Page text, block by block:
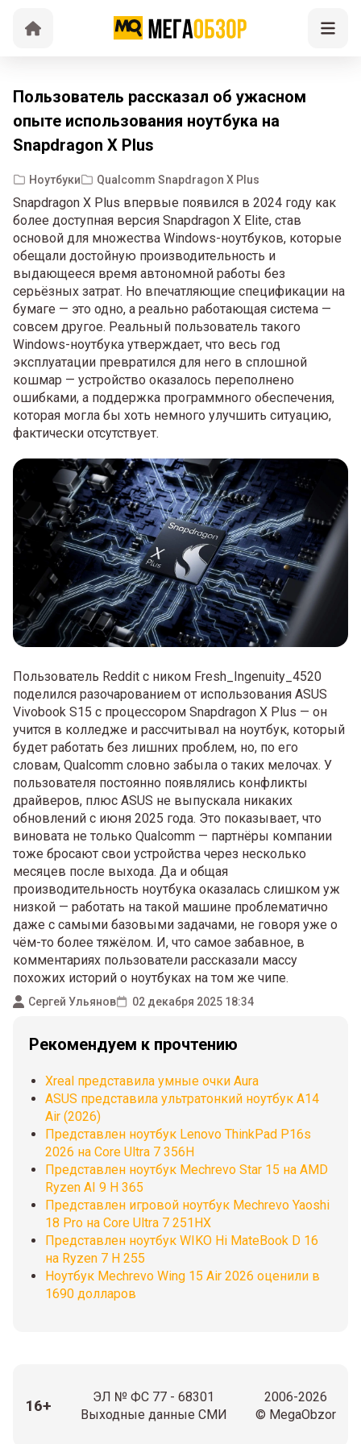
Пользователь рассказал об ужасном
опыте использования ноутбука на
Snapdragon X Plus
Ноутбуки Qualcomm Snapdragon X Plus
Snapdragon X Plus впервые появился в 2024 году как
более доступная версия Snapdragon X Elite, став
основой для множества Windows-ноутбуков, которые
обещали достойную производительность и
выдающееся время автономной работы без
серьёзных затрат. Но впечатляющие спецификации на
бумаге — это одно, а реально работающая система —
совсем другое. Реальный пользователь такого
Windows-ноутбука утверждает, что весь год
эксплуатации превратился для него в сплошной
кошмар — устройство оказалось переполнено
ошибками, а поддержка программного обеспечения,
которая могла бы хоть немного улучшить ситуацию,
фактически отсутствует.
Пользователь Reddit с ником Fresh_Ingenuity_4520
поделился разочарованием от использования ASUS
Vivobook S15 с процессором Snapdragon X Plus — он
учится в колледже и рассчитывал на ноутбук, который
будет работать без лишних проблем, но, по его
словам, Qualcomm словно забыла о таких мелочах. У
пользователя постоянно появлялись конфликты
драйверов, плюс ASUS не выпускала никаких
обновлений с июня 2025 года. Это показывает, что
виновата не только Qualcomm — партнёры компании
тоже бросают свои устройства через несколько
месяцев после выхода. Да и общая
производительность ноутбука оказалась слишком уж
низкой — работать на такой машине проблематично
даже с самыми базовыми задачами, не говоря уже о
чём-то более тяжёлом. И, что самое забавное, в
комментариях пользователи рассказали массу
похожих историй о ноутбуках на том же чипе.
Сергей Ульянов 02 декабря 2025 18:34
Рекомендуем к прочтению
Xreal представила умные очки Aura
ASUS представила ультратонкий ноутбук A14
Air (2026)
Представлен ноутбук Lenovo ThinkPad P16s
2026 на Core Ultra 7 356H
Представлен ноутбук Mechrevo Star 15 на AMD
Ryzen AI 9 H 365
Представлен игровой ноутбук Mechrevo Yaoshi
18 Pro на Core Ultra 7 251HX
Представлен ноутбук WIKO Hi MateBook D 16
на Ryzen 7 H 255
Ноутбук Mechrevo Wing 15 Air 2026 оценили в
1690 долларов
16+
ЭЛ № ФС 77 - 68301
Выходные данные СМИ
2006-2026
© MegaObzor